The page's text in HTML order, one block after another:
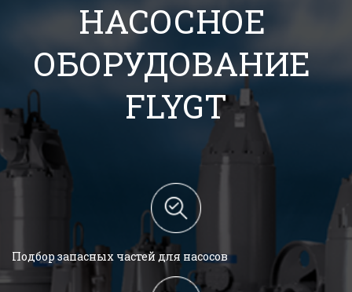
НАСОСНОЕ
ОБОРУДОВАНИЕ
FLYGT
Подбор запасных частей для насосов